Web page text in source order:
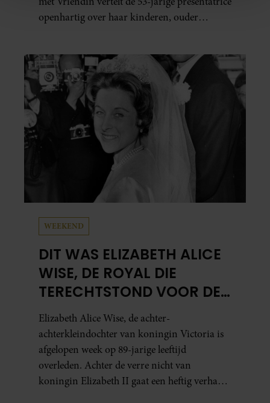
personaliseren, om functies voor social media te bieden
en om ons websiteverkeer te analyseren. Ook delen we
partners voor social media, adverteren en analyse. Deze
partners kunnen deze gegevens combineren met andere
informatie die u aan ze heeft verstrekt of die ze hebben
verzameld op basis van uw gebruik van hun services. U
gaat akkoord met onze cookies als u onze website blijft
gebruiken.
openhartig over haar kinderen, ouder
welke levenslessen haar vandaag de dag het
meest bezighouden.
WEEKEND
DIT WAS ELIZABETH ALICE
WISE, DE ROYAL DIE
TERECHTSTOND VOOR DE
DOOD VAN HAAR BABY
Elizabeth Alice Wise, de achter-
achterkleindochter van koningin Victoria is
afgelopen week op 89-jarige leeftijd
overleden. Achter de verre nicht van
koningin Elizabeth II gaat een heftig verhaal